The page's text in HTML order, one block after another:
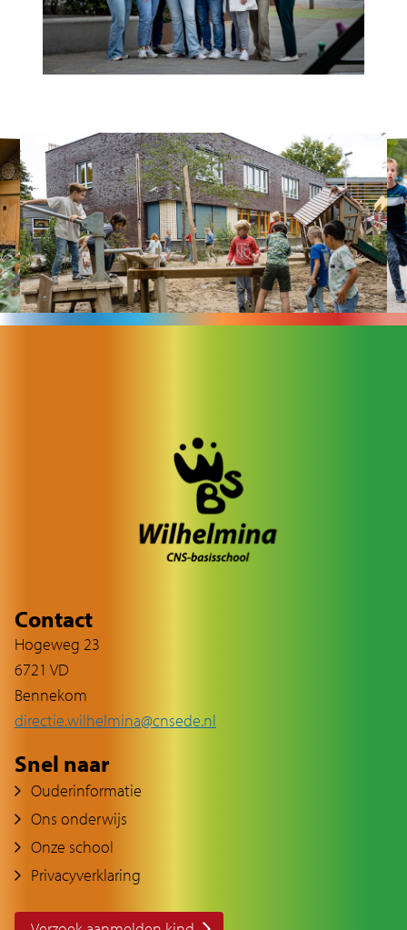
Contact
Hogeweg 23
6721 VD
Bennekom
directie.wilhelmina@cnsede.nl
Snel naar
Ouderinformatie
Ons onderwijs
Onze school
Privacyverklaring